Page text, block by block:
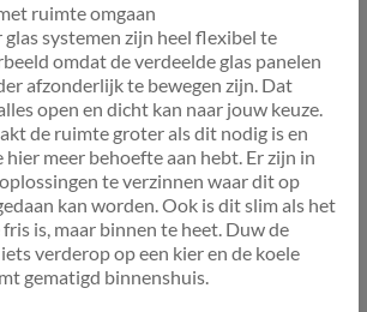
ruimte omgaan
systemen zijn heel flexibel te
omdat de verdeelde glas panelen
afzonderlijk te bewegen zijn. Dat
open en dicht kan naar jouw keuze.
de ruimte groter als dit nodig is en
meer behoefte aan hebt. Er zijn in
te verzinnen waar dit op
kan worden. Ook is dit slim als het
is, maar binnen te heet. Duw de
verderop op een kier en de koele
gematigd binnenshuis.